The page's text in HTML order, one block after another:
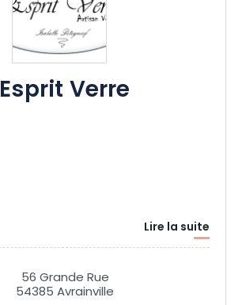
Esprit Verre
Lire la suite
56 Grande Rue
54385 Avrainville